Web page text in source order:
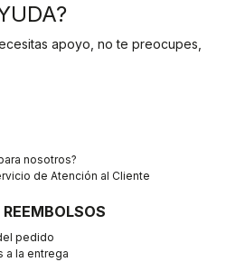
apoyo, no te preocupes,
nosotros?
de Atención al Cliente
pedido
a la entrega